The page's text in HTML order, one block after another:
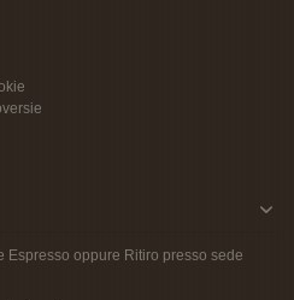
Espresso oppure Ritiro presso sede